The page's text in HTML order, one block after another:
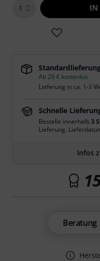
1 IN
Ab 29 € kostenlos
Lieferung in ca. 1-3
Schnelle
Bestelle innerhalb3
Lieferung.
Infos
Beratung